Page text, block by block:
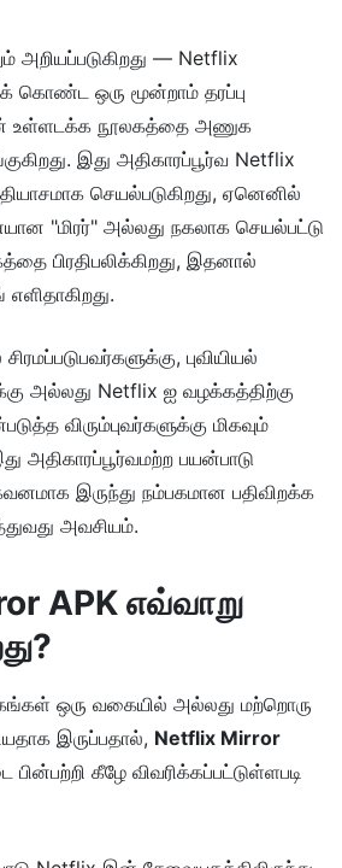
அறியப்படுகிறது — Netflix
ஒரு மூன்றாம் தரப்பு
உள்ளடக்க நூலகத்தை அணுக
இது அதிகாரப்பூர்வ Netflix
செயல்படுகிறது, ஏனெனில்
"மிரர்" அல்லது நகலாக செயல்பட்டு
பிரதிபலிக்கிறது, இதனால்
புவியியல்
அல்லது Netflix ஐ வழக்கத்திற்கு
விரும்புவர்களுக்கு மிகவும்
அதிகாரப்பூர்வமற்ற பயன்பாடு
இருந்து நம்பகமான பதிவிறக்க
அவசியம்.
APK எவ்வாறு
ஒரு வகையில் அல்லது மற்றொரு
இருப்பதால், Netflix Mirror
கீழே விவரிக்கப்பட்டுள்ளபடி